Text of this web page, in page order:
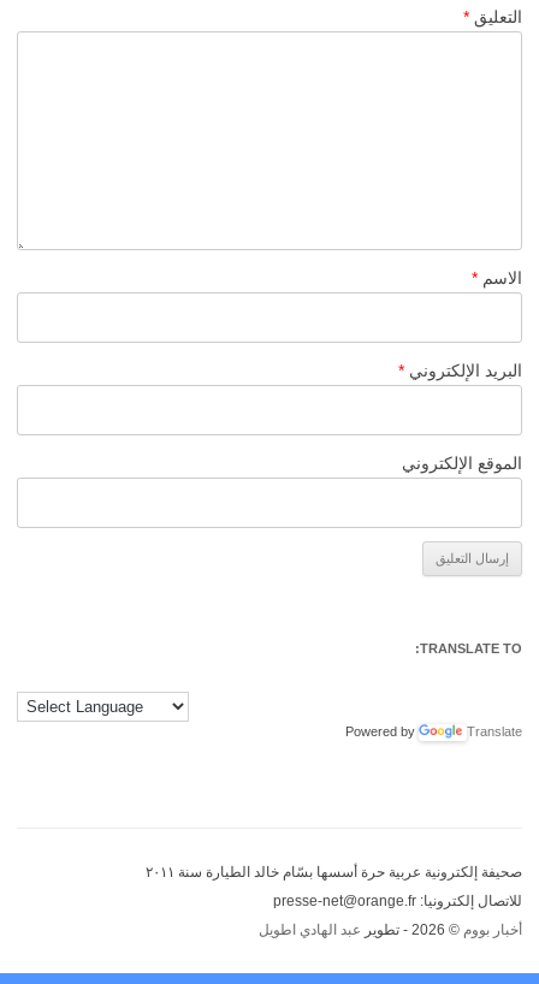
التعليق *
الاسم *
البريد الإلكتروني *
الموقع الإلكتروني
TRANSLATE TO:
Powered by Translate
صحيفة إلكترونية عربية حرة أسسها بسّام خالد الطيارة سنة ٢٠١١
للاتصال إلكترونيا: presse-net@orange.fr
أخبار بووم © 2026 - تطوير عبد الهادي اطويل